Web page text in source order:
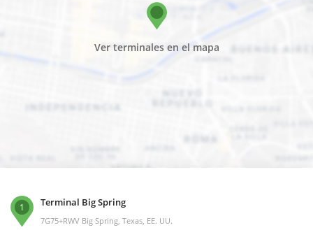
Ver terminales en el mapa
1 Terminal Big Spring
7G75+RWV Big Spring, Texas, EE. UU.